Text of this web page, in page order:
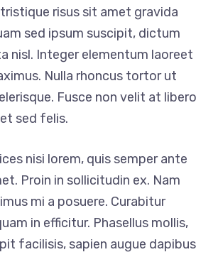
risus sit amet gravida
sed ipsum suscipit, dictum
nisl. Integer elementum laoreet
Nulla rhoncus tortor ut
Fusce non velit at libero
sed felis.
nisi lorem, quis semper ante
Proin in sollicitudin ex. Nam
mi a posuere. Curabitur
in efficitur. Phasellus mollis,
facilisis, sapien augue dapibus